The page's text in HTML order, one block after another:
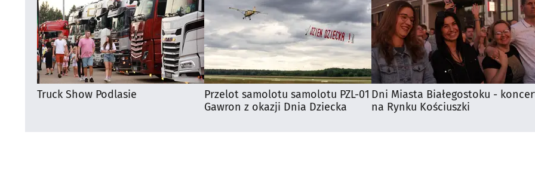
Truck Show Podlasie
Przelot samolotu samolotu PZL-01
Gawron z okazji Dnia Dziecka
Dni Miasta Białegostoku -
na Rynku Kościuszki